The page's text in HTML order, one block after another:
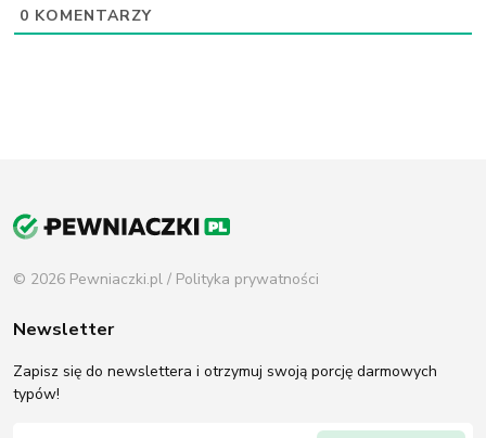
0 KOMENTARZY
© 2026 Pewniaczki.pl / Polityka prywatności
Newsletter
Zapisz się do newslettera i otrzymuj swoją porcję darmowych
typów!